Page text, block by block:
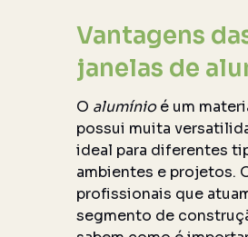
Vantagens
janelas de
O alumínioé um
possui muita
ideal para diferentes
ambientes e projetos.
profissionais que
segmento de